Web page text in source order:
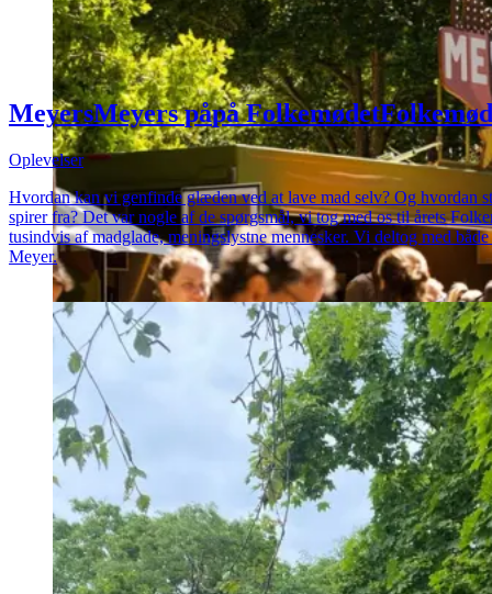
MeyersMeyers påpå Folkemødet
Oplevelser
Hvordan kan vi genfinde glæden ved at lave mad selv? Og hvordan
spirer fra? Det var nogle af de spørgsmål, vi tog med os til årets
tusindvis af madglade, meningslystne mennesker. Vi deltog med
Meyer.